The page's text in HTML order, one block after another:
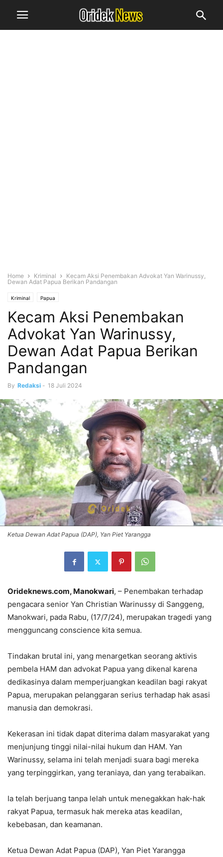
Home Kriminal
Kecam Aksi Penembakan Advokat Yan Warinussy,
Dewan Adat Papua Berikan Pandangan
Kriminal Papua
Kecam Aksi Penembakan
Advokat Yan Warinussy,
Dewan Adat Papua Berikan
Pandangan
By Redaksi - 18 Juli 2024
Ketua Dewan Adat Papua (DAP), Yan Piet Yarangga
Orideknews.com, Manokwari, – Penembakan terhadap
pengacara senior Yan Christian Warinussy di Sanggeng,
Manokwari, pada Rabu, (17/7/24), merupakan tragedi yang
mengguncang conscience kita semua.
Tindakan brutal ini, yang menargetkan seorang aktivis
pembela HAM dan advokat Papua yang dikenal karena
dedikasinya dalam memperjuangkan keadilan bagi rakyat
Papua, merupakan pelanggaran serius terhadap hak asasi
manusia dan demokrasi.
Kekerasan ini tidak dapat diterima dalam masyarakat yang
menjunjung tinggi nilai-nilai hukum dan HAM. Yan
Warinussy, selama ini telah menjadi suara bagi mereka
yang terpinggirkan, yang teraniaya, dan yang terabaikan.
Ia telah berjuang tanpa lelah untuk menegakkan hak-hak
rakyat Papua, termasuk hak mereka atas keadilan,
kebebasan, dan keamanan.
Ketua Dewan Adat Papua (DAP), Yan Piet Yarangga